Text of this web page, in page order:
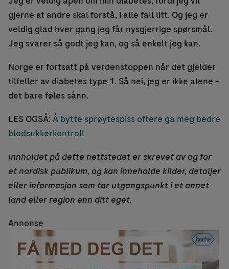
gjerne at andre skal forstå, i alle fall litt. Og jeg er
veldig glad hver gang jeg får nysgjerrige spørsmål.
Jeg svarer så godt jeg kan, og så enkelt jeg kan.
Norge er fortsatt på verdenstoppen når det gjelder
tilfeller av diabetes type 1. Så nei, jeg er ikke alene –
det bare føles sånn.
LES OGSÅ:Å bytte sprøytespiss oftere ga meg bedre
blodsukkerkontroll
Innholdet på dette nettstedet er skrevet av og for
et nordisk publikum, og kan inneholde kilder, detaljer
eller informasjon som tar utgangspunkt i et annet
land eller region enn ditt eget.
Annonse